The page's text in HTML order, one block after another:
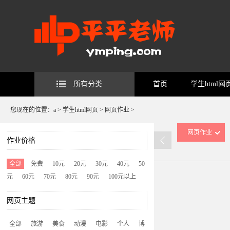
所有分类 首页 学生html网
您现在的位置： a > 学生html网页 > 网页作业 >
作业价格
全部 免费 10元 20元 30元 40元
50
元
60元 70元 80元 90元 100元以上
网页主题
全部 旅游 美食 动漫 电影 个人 博
网页作业